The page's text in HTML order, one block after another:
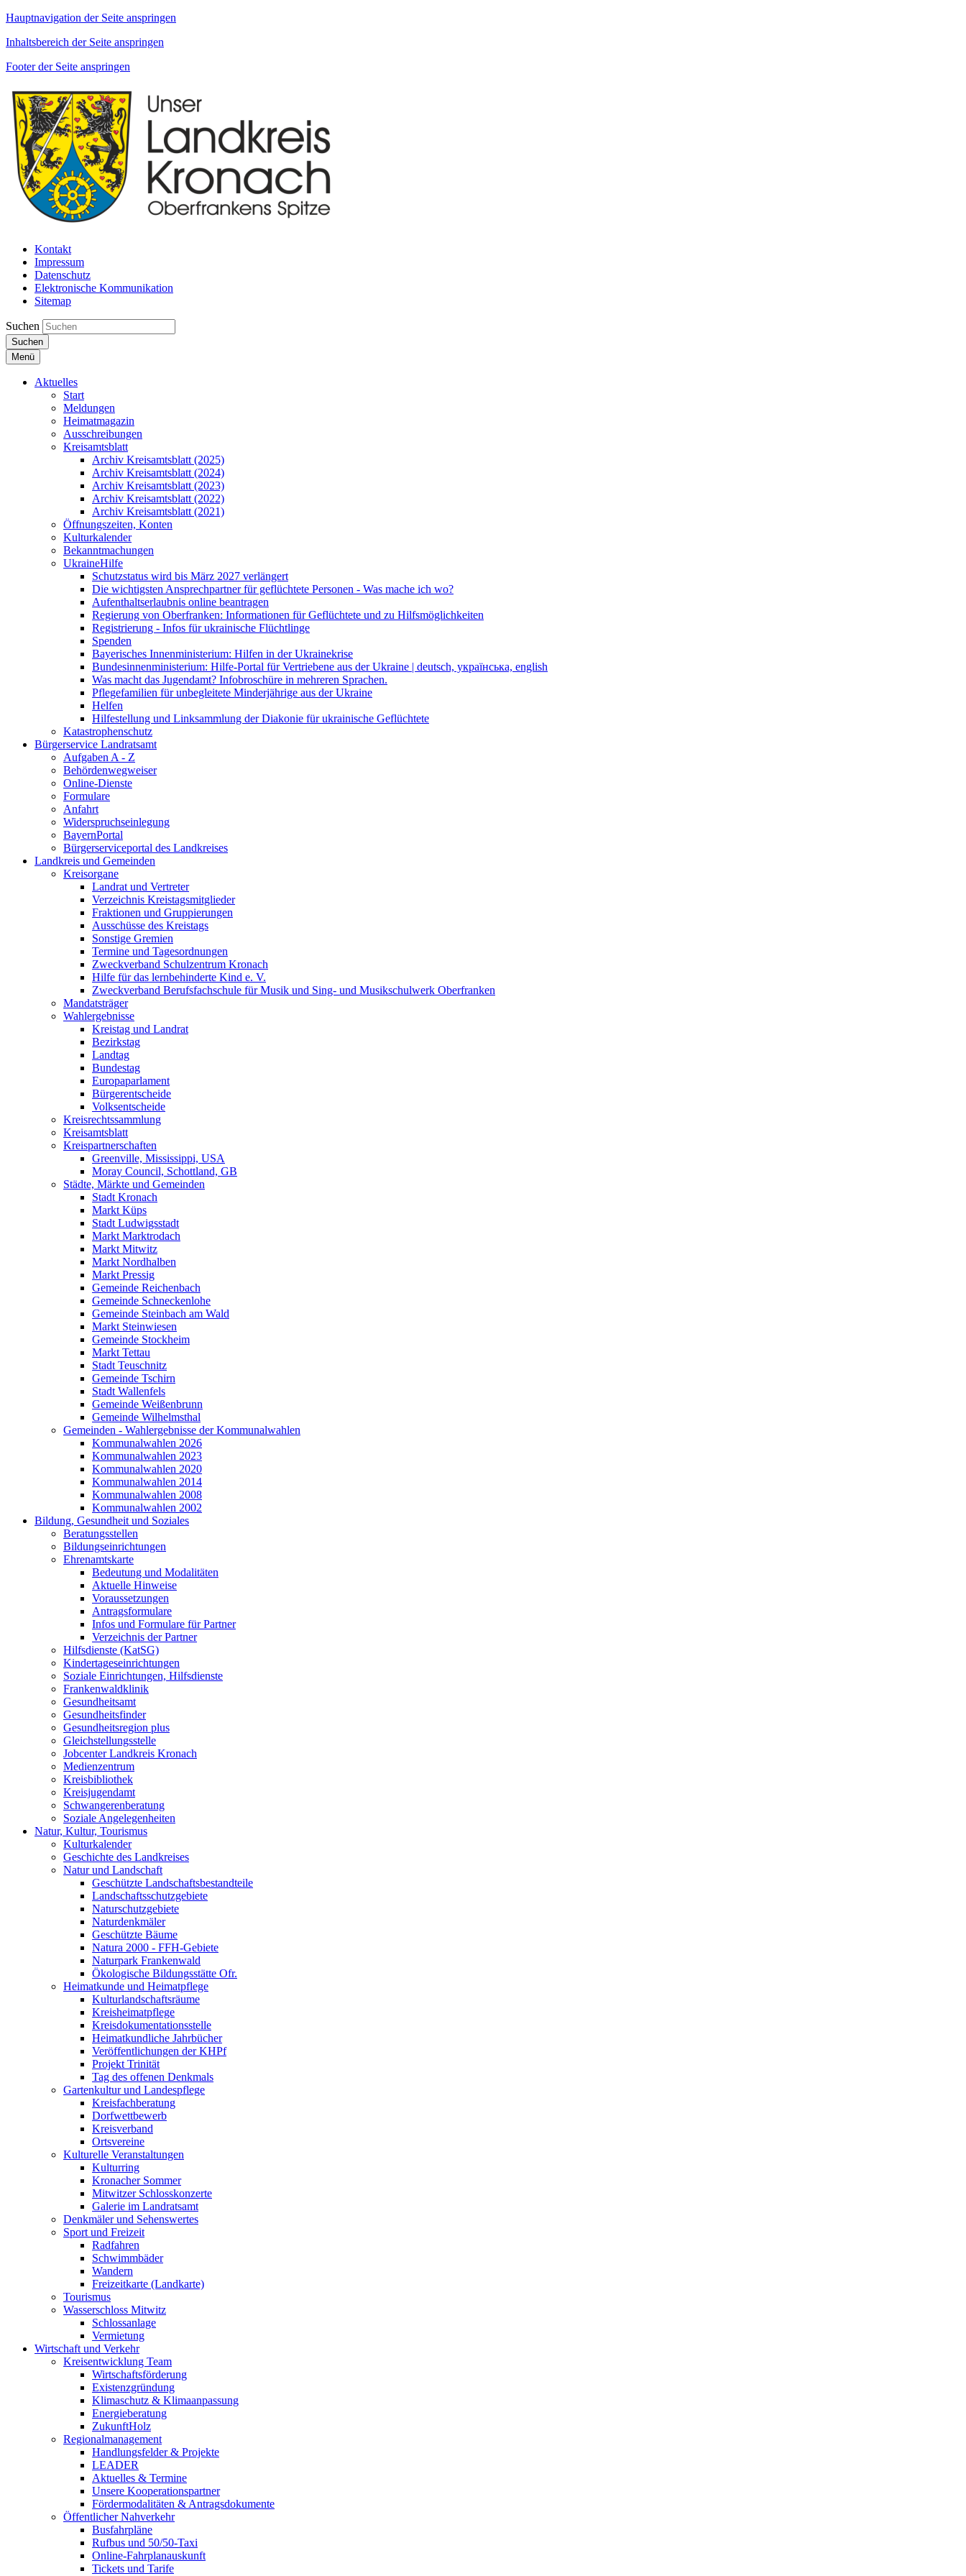
Hauptnavigation der Seite anspringen
Inhaltsbereich der Seite anspringen
Footer der Seite anspringen
Kontakt
Impressum
Datenschutz
Elektronische Kommunikation
Sitemap
Suchen
Suchen
Menü
Aktuelles
Start
Meldungen
Heimatmagazin
Ausschreibungen
Kreisamtsblatt
Archiv Kreisamtsblatt (2025)
Archiv Kreisamtsblatt (2024)
Archiv Kreisamtsblatt (2023)
Archiv Kreisamtsblatt (2022)
Archiv Kreisamtsblatt (2021)
Öffnungszeiten, Konten
Kulturkalender
Bekanntmachungen
UkraineHilfe
Schutzstatus wird bis März 2027 verlängert
Die wichtigsten Ansprechpartner für geflüchtete Personen - Was mache ich wo?
Aufenthaltserlaubnis online beantragen
Regierung von Oberfranken: Informationen für Geflüchtete und zu Hilfsmöglichkeiten
Registrierung - Infos für ukrainische Flüchtlinge
Spenden
Bayerisches Innenministerium: Hilfen in der Ukrainekrise
Bundesinnenministerium: Hilfe-Portal für Vertriebene aus der Ukraine | deutsch, українська, english
Was macht das Jugendamt? Infobroschüre in mehreren Sprachen.
Pflegefamilien für unbegleitete Minderjährige aus der Ukraine
Helfen
Hilfestellung und Linksammlung der Diakonie für ukrainische Geflüchtete
Katastrophenschutz
Bürgerservice Landratsamt
Aufgaben A - Z
Behördenwegweiser
Online-Dienste
Formulare
Anfahrt
Widerspruchseinlegung
BayernPortal
Bürgerserviceportal des Landkreises
Landkreis und Gemeinden
Kreisorgane
Landrat und Vertreter
Verzeichnis Kreistagsmitglieder
Fraktionen und Gruppierungen
Ausschüsse des Kreistags
Sonstige Gremien
Termine und Tagesordnungen
Zweckverband Schulzentrum Kronach
Hilfe für das lernbehinderte Kind e. V.
Zweckverband Berufsfachschule für Musik und Sing- und Musikschulwerk Oberfranken
Mandatsträger
Wahlergebnisse
Kreistag und Landrat
Bezirkstag
Landtag
Bundestag
Europaparlament
Bürgerentscheide
Volksentscheide
Kreisrechtssammlung
Kreisamtsblatt
Kreispartnerschaften
Greenville, Mississippi, USA
Moray Council, Schottland, GB
Städte, Märkte und Gemeinden
Stadt Kronach
Markt Küps
Stadt Ludwigsstadt
Markt Marktrodach
Markt Mitwitz
Markt Nordhalben
Markt Pressig
Gemeinde Reichenbach
Gemeinde Schneckenlohe
Gemeinde Steinbach am Wald
Markt Steinwiesen
Gemeinde Stockheim
Markt Tettau
Stadt Teuschnitz
Gemeinde Tschirn
Stadt Wallenfels
Gemeinde Weißenbrunn
Gemeinde Wilhelmsthal
Gemeinden - Wahlergebnisse der Kommunalwahlen
Kommunalwahlen 2026
Kommunalwahlen 2023
Kommunalwahlen 2020
Kommunalwahlen 2014
Kommunalwahlen 2008
Kommunalwahlen 2002
Bildung, Gesundheit und Soziales
Beratungsstellen
Bildungseinrichtungen
Ehrenamtskarte
Bedeutung und Modalitäten
Aktuelle Hinweise
Voraussetzungen
Antragsformulare
Infos und Formulare für Partner
Verzeichnis der Partner
Hilfsdienste (KatSG)
Kindertageseinrichtungen
Soziale Einrichtungen, Hilfsdienste
Frankenwaldklinik
Gesundheitsamt
Gesundheitsfinder
Gesundheitsregion plus
Gleichstellungsstelle
Jobcenter Landkreis Kronach
Medienzentrum
Kreisbibliothek
Kreisjugendamt
Schwangerenberatung
Soziale Angelegenheiten
Natur, Kultur, Tourismus
Kulturkalender
Geschichte des Landkreises
Natur und Landschaft
Geschützte Landschaftsbestandteile
Landschaftsschutzgebiete
Naturschutzgebiete
Naturdenkmäler
Geschützte Bäume
Natura 2000 - FFH-Gebiete
Naturpark Frankenwald
Ökologische Bildungsstätte Ofr.
Heimatkunde und Heimatpflege
Kulturlandschaftsräume
Kreisheimatpflege
Kreisdokumentationsstelle
Heimatkundliche Jahrbücher
Veröffentlichungen der KHPf
Projekt Trinität
Tag des offenen Denkmals
Gartenkultur und Landespflege
Kreisfachberatung
Dorfwettbewerb
Kreisverband
Ortsvereine
Kulturelle Veranstaltungen
Kulturring
Kronacher Sommer
Mitwitzer Schlosskonzerte
Galerie im Landratsamt
Denkmäler und Sehenswertes
Sport und Freizeit
Radfahren
Schwimmbäder
Wandern
Freizeitkarte (Landkarte)
Tourismus
Wasserschloss Mitwitz
Schlossanlage
Vermietung
Wirtschaft und Verkehr
Kreisentwicklung Team
Wirtschaftsförderung
Existenzgründung
Klimaschutz & Klimaanpassung
Energieberatung
ZukunftHolz
Regionalmanagement
Handlungsfelder & Projekte
LEADER
Aktuelles & Termine
Unsere Kooperationspartner
Fördermodalitäten & Antragsdokumente
Öffentlicher Nahverkehr
Busfahrpläne
Rufbus und 50/50-Taxi
Online-Fahrplanauskunft
Tickets und Tarife